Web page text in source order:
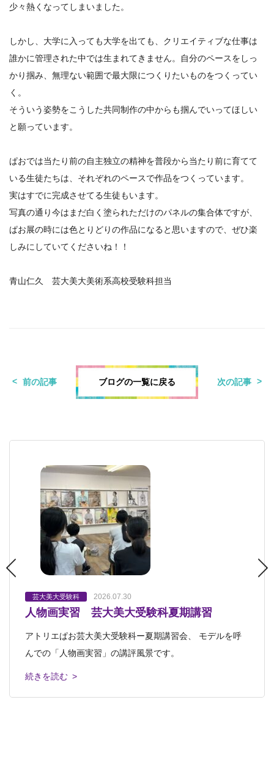
少々熱くなってしまいました。
しかし、大学に入っても大学を出ても、クリエイティブな仕事は
誰かに管理された中では生まれてきません。自分のペースをしっ
かり掴み、無理ない範囲で最大限につくりたいものをつくってい
く。
そういう姿勢をこうした共同制作の中からも掴んでいってほしい
と願っています。
ぱおでは当たり前の自主独立の精神を普段から当たり前に育てて
いる生徒たちは、それぞれのペースで作品をつくっています。
実はすでに完成させてる生徒もいます。
写真の通り今はまだ白く塗られただけのパネルの集合体ですが、
ぱお展の時には色とりどりの作品になると思いますので、ぜひ楽
しみにしていてくださいね！！
青山仁久 芸大美大美術系高校受験科担当
前の記事 ブログの一覧に戻る 次の記事
芸大美大受験科 2026.07.30
人物画実習 芸大美大受験科夏期講習
アトリエぱお芸大美大受験科ー夏期講習会、 モデルを呼
んでの「人物画実習」の講評風景です。
続きを読む >
芸大美大受験科 2026.07.27
着彩特訓 芸大美大受験科夏期講習
夏期講習会日本画コースの着彩特訓では、本物の金魚を描
きました。 水槽には、かわいらしい金魚
続きを読む >
芸大美大受験科 2026.07.24
生命あるモチーフを描く 芸大美大受験科
アトリエぱお己斐本校3階アトリエに 金魚がお目見え。 水
の中をゆったりと優雅に漂う美しい命
続きを読む >
芸大美大受験科 2026.07.19
夏期講習始まりました 芸大美大美術系高校
芸大美大美術系高校受験科 夏期講習始まりました。 白
島校と己斐本校で、アツい夏のスタートで
芸大美大受験科 2026.07.07
未来型入試コース・1期発表会
芸大美大受験科「未来型入試コース」担当の青山です。
このたび未来型入試コースの１期発表会を
続きを読む >